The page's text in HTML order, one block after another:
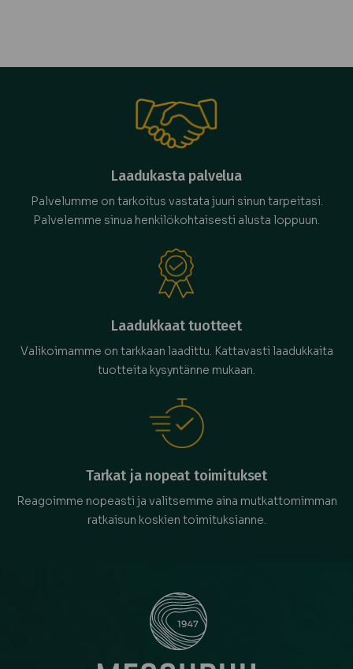
Laadukasta palvelua
Palvelumme on tarkoitus vastata juuri sinun tarpeitasi.
Palvelemme sinua henkilökohtaisesti alusta loppuun.
Laadukkaat tuotteet
Valikoimamme on tarkkaan laadittu. Kattavasti laadukkaita
tuotteita kysyntänne mukaan.
Tarkat ja nopeat toimitukset
Reagoimme nopeasti ja valitsemme aina mutkattomimman
ratkaisun koskien toimituksianne.